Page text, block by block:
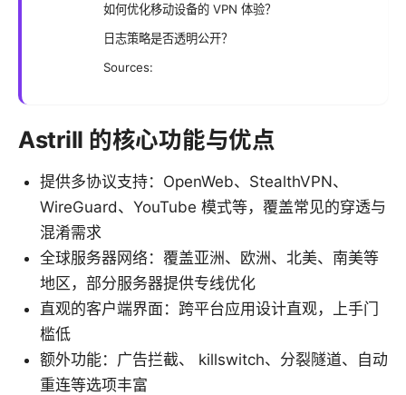
如何优化移动设备的 VPN 体验？
日志策略是否透明公开？
Sources:
Astrill 的核心功能与优点
提供多协议支持：OpenWeb、StealthVPN、
WireGuard、YouTube 模式等，覆盖常见的穿透与
混淆需求
全球服务器网络：覆盖亚洲、欧洲、北美、南美等
地区，部分服务器提供专线优化
直观的客户端界面：跨平台应用设计直观，上手门
槛低
额外功能：广告拦截、 killswitch、分裂隧道、自动
重连等选项丰富